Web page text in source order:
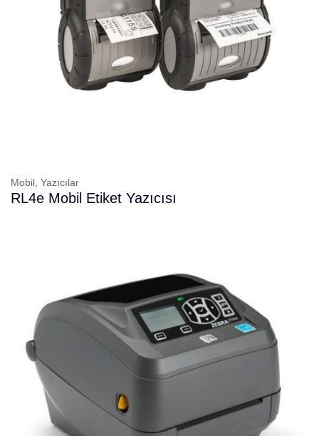
Mobil, Yazıcılar
RL4e Mobil Etiket Yazıcısı